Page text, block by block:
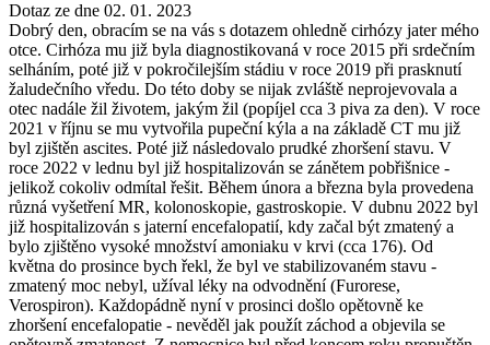
Dotaz ze dne 02. 01. 2023
Dobrý den, obracím se na vás s dotazem ohledně cirhózy jater mého
otce. Cirhóza mu již byla diagnostikovaná v roce 2015 při srdečním
selháním, poté již v pokročilejším stádiu v roce 2019 při prasknutí
žaludečního vředu. Do této doby se nijak zvláště neprojevovala a
otec nadále žil životem, jakým žil (popíjel cca 3 piva za den). V roce
2021 v říjnu se mu vytvořila pupeční kýla a na základě CT mu již
byl zjištěn ascites. Poté již následovalo prudké zhoršení stavu. V
roce 2022 v lednu byl již hospitalizován se zánětem pobřišnice -
jelikož cokoliv odmítal řešit. Během února a března byla provedena
různá vyšetření MR, kolonoskopie, gastroskopie. V dubnu 2022 byl
již hospitalizován s jaterní encefalopatií, kdy začal být zmatený a
bylo zjištěno vysoké množství amoniaku v krvi (cca 176). Od
května do prosince bych řekl, že byl ve stabilizovaném stavu -
zmatený moc nebyl, užíval léky na odvodnění (Furorese,
Verospiron). Každopádně nyní v prosinci došlo opětovně ke
zhoršení encefalopatie - nevěděl jak použít záchod a objevila se